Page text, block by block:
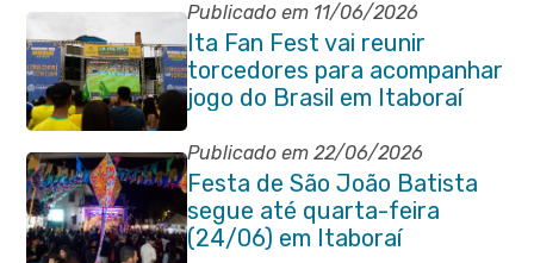
aniversário da cidade
Publicado em 11/06/2026
Ita Fan Fest vai reunir
torcedores para acompanhar
jogo do Brasil em Itaboraí
Publicado em 22/06/2026
Festa de São João Batista
segue até quarta-feira
(24/06) em Itaboraí